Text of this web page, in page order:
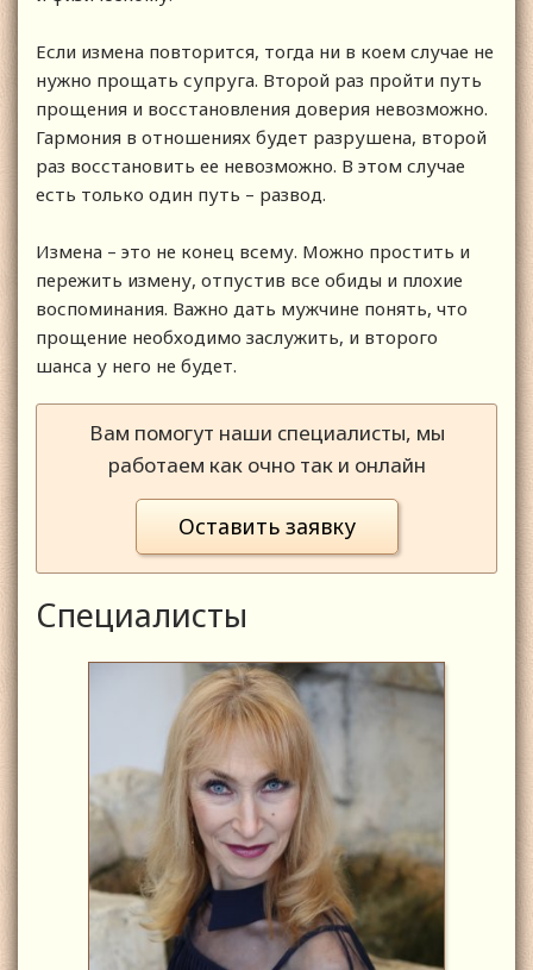
Если измена повторится, тогда ни в коем случае не
нужно прощать супруга. Второй раз пройти путь
прощения и восстановления доверия невозможно.
Гармония в отношениях будет разрушена, второй
раз восстановить ее невозможно. В этом случае
есть только один путь – развод.
Измена – это не конец всему. Можно простить и
пережить измену, отпустив все обиды и плохие
воспоминания. Важно дать мужчине понять, что
прощение необходимо заслужить, и второго
шанса у него не будет.
Вам помогут наши специалисты, мы
работаем как очно так и онлайн
Оставить заявку
Специалисты